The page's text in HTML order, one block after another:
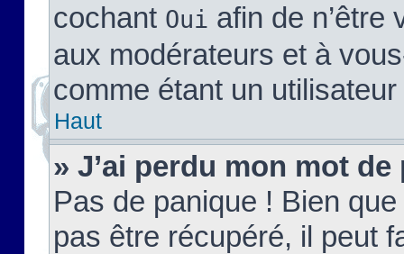
cochant Oui afin de n’être
aux modérateurs et à
comme étant un
Haut
» J’ai perdu mon mot de
Pas de panique ! Bien
pas être récupéré, il peut